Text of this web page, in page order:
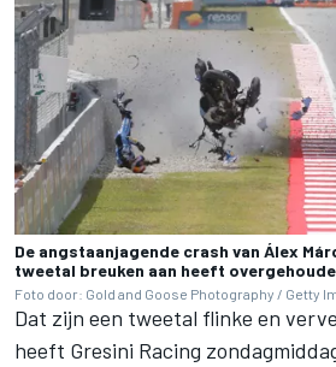
De angstaanjagende crash van Álex
tweetal breuken aan heeft
Foto door: Gold and Goose Photography / Getty
Dat zijn een tweetal flinke en
heeft Gresini Racing